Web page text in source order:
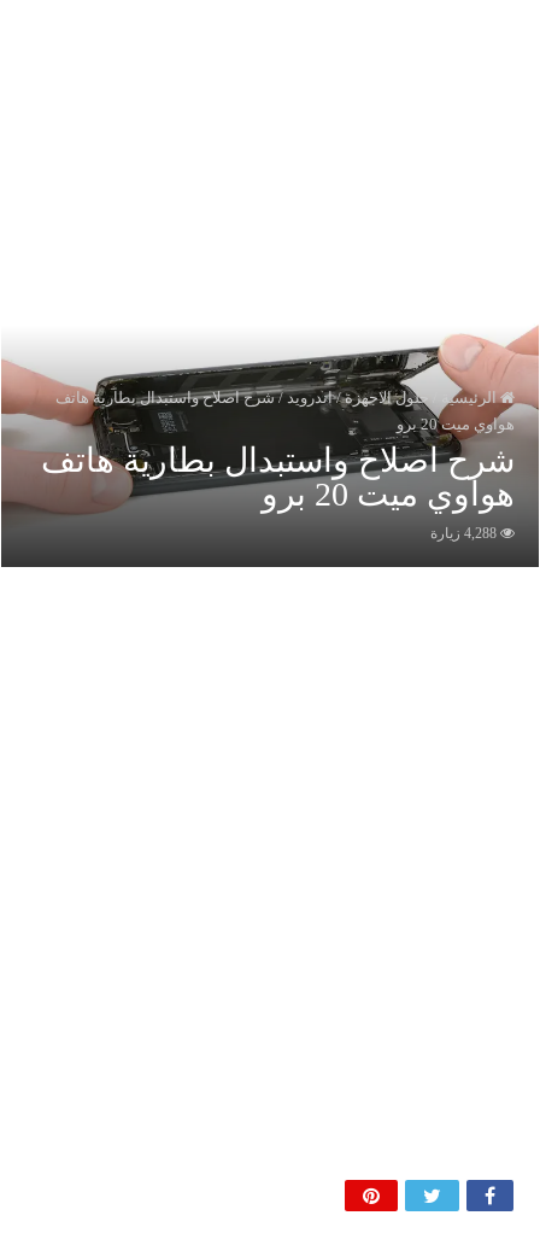
الرئيسية / حلول الاجهزة / اندرويد / شرح اصلاح واستبدال بطارية هاتف
هواوي ميت 20 برو
شرح اصلاح واستبدال بطارية هاتف
هواوي ميت 20 برو
4,288 زيارة